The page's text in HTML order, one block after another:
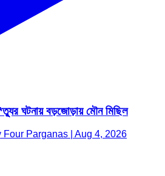
ঘটনায় বড়জোড়ায় মৌন মিছিল
Four Parganas | Aug 4, 2026